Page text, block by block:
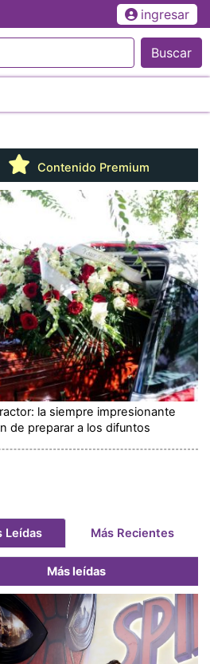
ingresar
Buscar
Contenido Premium
la siempre impresionante
de preparar a los difuntos
Leídas Más Recientes
Más leídas